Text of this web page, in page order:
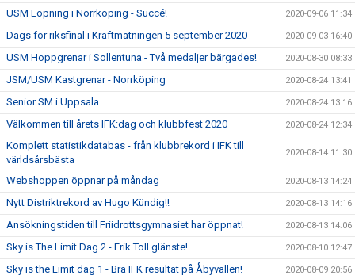
USM Löpning i Norrköping - Succé! 2020-09-06 11:34
Dags för riksfinal i Kraftmätningen 5 september 2020 2020-09-03 16:40
USM Hoppgrenar i Sollentuna - Två medaljer bärgades! 2020-08-30 08:33
JSM/USM Kastgrenar - Norrköping 2020-08-24 13:41
Senior SM i Uppsala 2020-08-24 13:16
Välkommen till årets IFK:dag och klubbfest 2020 2020-08-24 12:34
Komplett statistikdatabas - från klubbrekord i IFK till
världsårsbästa
2020-08-14 11:30
Webshoppen öppnar på måndag 2020-08-13 14:24
Nytt Distriktrekord av Hugo Kündig!! 2020-08-13 14:16
Ansökningstiden till Friidrottsgymnasiet har öppnat! 2020-08-13 14:06
Sky is The Limit Dag 2 - Erik Toll glänste! 2020-08-10 12:47
Sky is the Limit dag 1 - Bra IFK resultat på Åbyvallen! 2020-08-09 20:56